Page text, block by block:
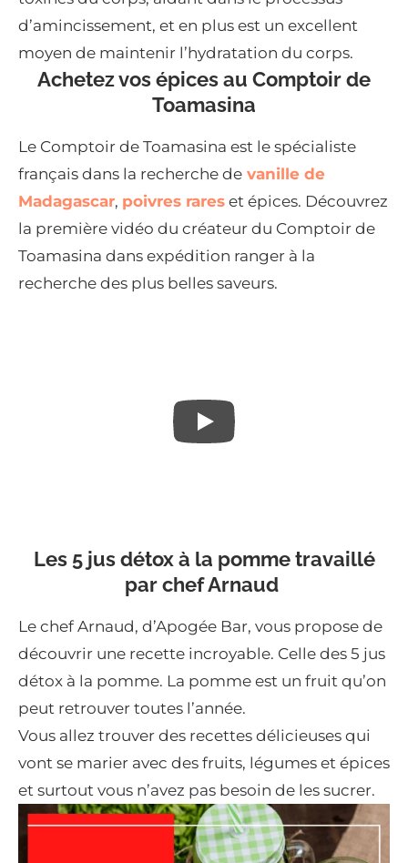
d’amincissement, et en plus est un excellent
moyen de maintenir l’hydratation du corps.
Achetez vos épices au Comptoir de
Toamasina
Le Comptoir de Toamasina est le spécialiste
français dans la recherche de vanille de
Madagascar, poivres rares et épices. Découvrez
la première vidéo du créateur du Comptoir de
Toamasina dans expédition ranger à la
recherche des plus belles saveurs.
Les 5 jus détox à la pomme travaillé
par chef Arnaud
Le chef Arnaud, d’Apogée Bar, vous propose de
découvrir une recette incroyable. Celle des 5 jus
détox à la pomme. La pomme est un fruit qu’on
peut retrouver toutes l’année.
Vous allez trouver des recettes délicieuses qui
vont se marier avec des fruits, légumes et épices
et surtout vous n’avez pas besoin de les sucrer.